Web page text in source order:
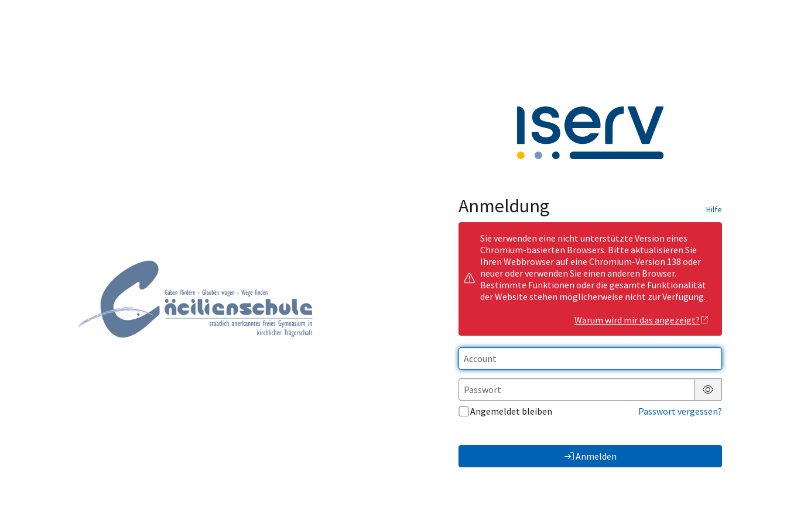
Anmeldung Hilfe
Sie verwenden eine nicht unterstützte Version eines
Chromium-basierten Browsers. Bitte aktualisieren Sie
Ihren Webbrowser auf eine Chromium-Version 138 oder
neuer oder verwenden Sie einen anderen Browser.
Bestimmte Funktionen oder die gesamte Funktionalität
der Website stehen möglicherweise nicht zur Verfügung.
Warum wird mir das angezeigt?
Passwort anzeigen
Angemeldet bleiben
Passwort vergessen?
Anmelden